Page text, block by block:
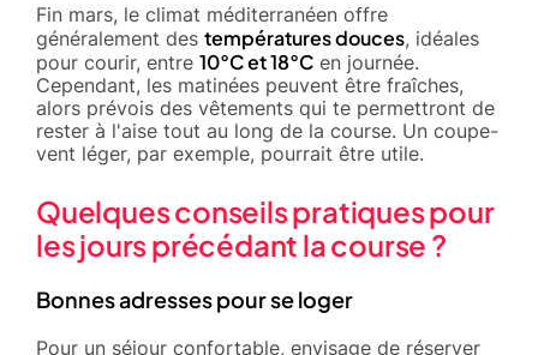
Fin mars, le climat méditerranéen offre
généralement des températures douces, idéales
pour courir, entre 10°C et 18°C en journée.
Cependant, les matinées peuvent être fraîches,
alors prévois des vêtements qui te permettront de
rester à l'aise tout au long de la course. Un coupe-
vent léger, par exemple, pourrait être utile.
Quelques conseils pratiques pour
les jours précédant la course ?
Bonnes adresses pour se loger
Pour un séjour confortable, envisage de réserver